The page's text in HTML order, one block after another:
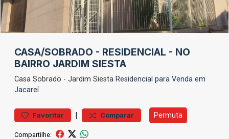
CASA/SOBRADO - RESIDENCIAL - NO
BAIRRO JARDIM SIESTA
Casa Sobrado - Jardim Siesta Residencial para Venda em
Jacareí
Favoritar | Comparar Permuta
Compartilhe: